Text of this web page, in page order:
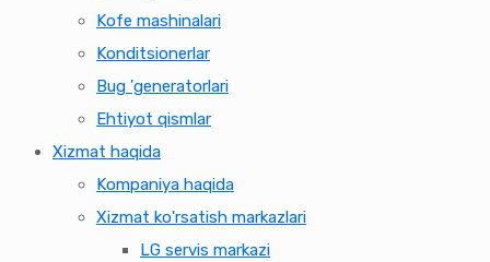
Kofe mashinalari
Konditsionerlar
Bug 'generatorlari
Ehtiyot qismlar
Xizmat haqida
Kompaniya haqida
Xizmat ko'rsatish markazlari
LG servis markazi